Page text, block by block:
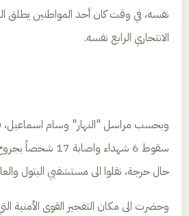
نفسه، في وقت كان أحد المواطنين يطلق
الانتحاري الرابع نفسه.
وبحسب مراسل "النهار" وسام اسماعيل،
سقوط 6 شهداء
حال حرجة، نقلوا الى مستشفيي البتول
وحضرت الى مكان التفجير القوى الأمنية